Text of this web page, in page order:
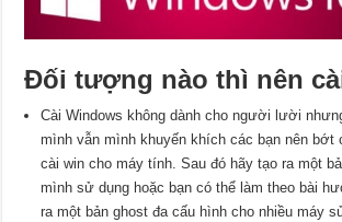
Đối tượng nào thì nên
Cài Windows không dành cho người lười
mình vẫn mình khuyến khích các bạn nên bớt
cài win cho máy tính. Sau đó hãy tạo ra một
mình sử dụng hoặc bạn có thể làm theo bài
ra một bản ghost đa cấu hình cho nhiều máy